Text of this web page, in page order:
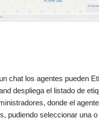
chat los agentes pueden
despliega el listado de
donde el
pudiendo seleccionar una